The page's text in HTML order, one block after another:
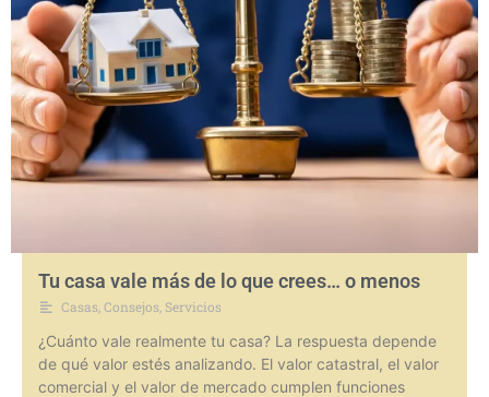
Tu casa vale más de lo que crees… o menos
Casas Consejos Servicios
¿Cuánto vale realmente tu casa? La respuesta depende
de qué valor estés analizando. El valor catastral, el valor
comercial y el valor de mercado cumplen funciones